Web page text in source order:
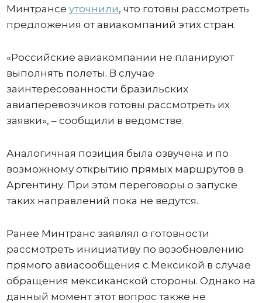
Минтрансе уточнили, что готовы рассмотреть
предложения от авиакомпаний этих стран.
«Российские авиакомпании не планируют
выполнять полеты. В случае
заинтересованности бразильских
авиаперевозчиков готовы рассмотреть их
заявки», – сообщили в ведомстве.
Аналогичная позиция была озвучена и по
возможному открытию прямых маршрутов в
Аргентину. При этом переговоры о запуске
таких направлений пока не ведутся.
Ранее Минтранс заявлял о готовности
рассмотреть инициативу по возобновлению
прямого авиасообщения с Мексикой в случае
обращения мексиканской стороны. Однако на
данный момент этот вопрос также не